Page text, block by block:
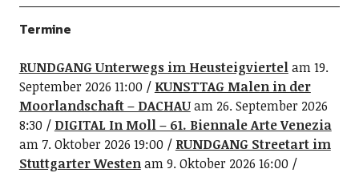
Termine
RUNDGANG Unterwegs im Heusteigviertelam 19.
September 2026 11:00
KUNSTTAG Malen in der
Moorlandschaft – DACHAUam 26. September 2026
8:30
DIGITAL In Moll – 61. Biennale Arte Venezia
am 7. Oktober 2026 19:00
RUNDGANG Streetart im
Stuttgarter Westenam 9. Oktober 2026 16:00